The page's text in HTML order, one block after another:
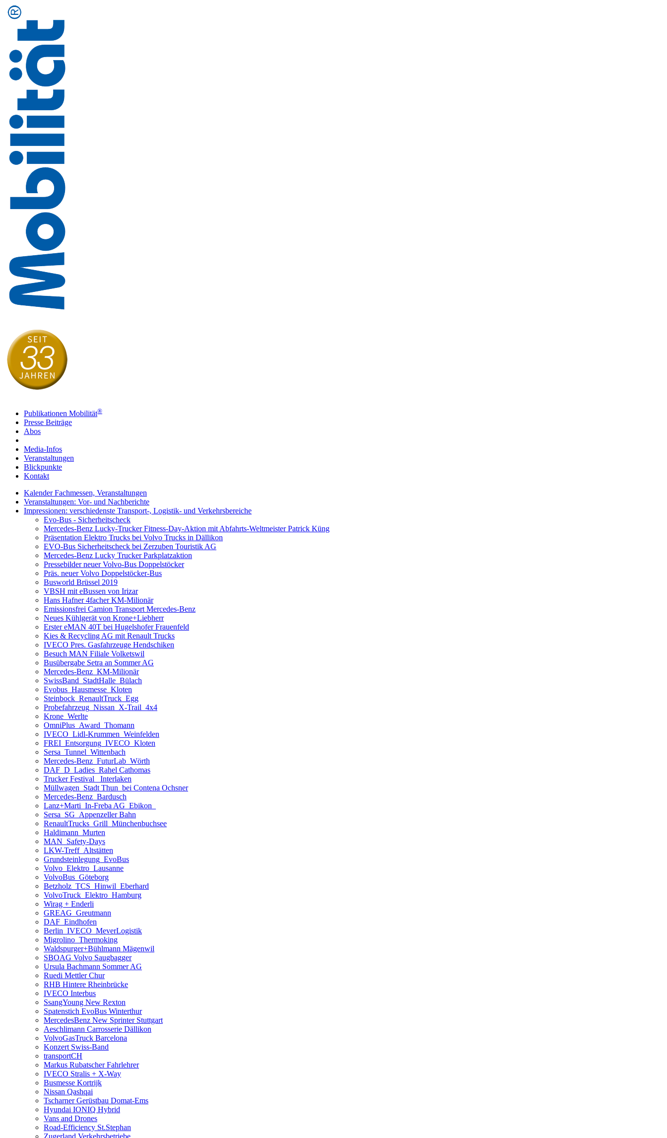
Publikationen Mobilität®
Presse Beiträge
Abos
Media-Infos
Veranstaltungen
Blickpunkte
Kontakt
Kalender Fachmessen, Veranstaltungen
Veranstaltungen: Vor- und Nachberichte
Impressionen: verschiedenste Transport-, Logistik- und Verkehrsbereiche
Evo-Bus - Sicherheitscheck
Mercedes-Benz Lucky-Trucker Fitness-Day-Aktion mit Abfahrts-Weltmeister Patrick Küng
Präsentation Elektro Trucks bei Volvo Trucks in Dällikon
EVO-Bus Sicherheitscheck bei Zerzuben Touristik AG
Mercedes-Benz Lucky Trucker Parkplatzaktion
Pressebilder neuer Volvo-Bus Doppelstöcker
Präs. neuer Volvo Doppelstöcker-Bus
Busworld Brüssel 2019
VBSH mit eBussen von Irizar
Hans Hafner 4facher KM-Milionär
Emissionsfrei Camion Transport Mercedes-Benz
Neues Kühlgerät von Krone+Liebherr
Erster eMAN 40T bei Hugelshofer Frauenfeld
Kies & Recycling AG mit Renault Trucks
IVECO Pres. Gasfahrzeuge Hendschiken
Besuch MAN Filiale Volketswil
Busübergabe Setra an Sommer AG
Mercedes-Benz_KM-Milionär
SwissBand_StadtHalle_Bülach
Evobus_Hausmesse_Kloten
Steinbock_RenaultTruck_Egg
Probefahrzeug_Nissan_X-Trail_4x4
Krone_Werlte
OmniPlus_Award_Thomann
IVECO_Lidl-Krummen_Weinfelden
FREI_Entsorgung_IVECO_Kloten
Sersa_Tunnel_Wittenbach
Mercedes-Benz_FuturLab_Wörth
DAF_D_Ladies_Rahel Cathomas
Trucker Festival_ Interlaken
Müllwagen_Stadt Thun_bei Contena Ochsner
Mercedes-Benz_Bardusch
Lanz+Marti_In-Freba AG_Ebikon_
Sersa_SG_Appenzeller Bahn
RenaultTrucks_Grill_Münchenbuchsee
Haldimann_Murten
MAN_Safety-Days
LKW-Treff_Altstätten
Grundsteinlegung_EvoBus
Volvo_Elektro_Lausanne
VolvoBus_Göteborg
Betzholz_TCS_Hinwil_Eberhard
VolvoTruck_Elektro_Hamburg
Wirag + Enderli
GREAG_Greutmann
DAF_Eindhofen
Berlin_IVECO_MeverLogistik
Migrolino_Thermoking
Waldspurger+Bühlmann Mägenwil
SBOAG Volvo Saugbagger
Ursula Bachmann Sommer AG
Ruedi Mettler Chur
RHB Hintere Rheinbrücke
IVECO Interbus
SsangYoung New Rexton
Spatenstich EvoBus Winterthur
MercedesBenz New Sprinter Stuttgart
Aeschlimann Carrosserie Dällikon
VolvoGasTruck Barcelona
Konzert Swiss-Band
transportCH
Markus Rubatscher Fahrlehrer
IVECO Stralis + X-Way
Busmesse Kortrijk
Nissan Qashqai
Tscharner Gerüstbau Domat-Ems
Hyundai IONIQ Hybrid
Vans and Drones
Road-Efficiency St.Stephan